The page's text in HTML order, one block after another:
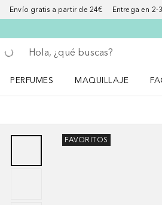
Envío gratis a partir de 24€ Entrega en
Regresar
Ejecutar búsqueda
PERFUMES
MAQUILLAJE
FAVORITOS